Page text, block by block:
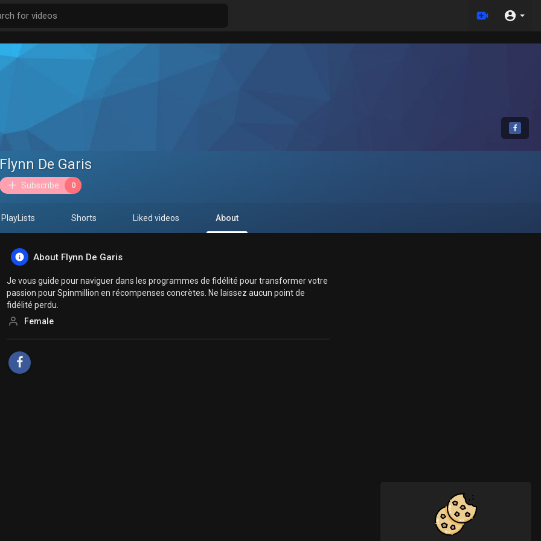
Flynn De Garis
Subscribe 0
PlayLists Shorts Liked videos About
About Flynn De Garis
Je vous guide pour naviguer dans les programmes de fidélité pour transformer votre
passion pour Spinmillion en récompenses concrètes. Ne laissez aucun point de
fidélité perdu.
Female